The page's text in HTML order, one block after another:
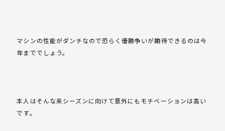
マシンの性能がダンチなので恐らく優勝争いが期待できるのは今
年まででしょう。
本人はそんな来シーズンに向けて意外にもモチベーションは高い
です。